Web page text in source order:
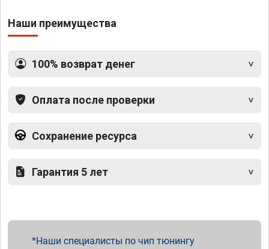
Наши преимущества
100% возврат денег
Оплата после проверки
Сохранение ресурса
Гарантия 5 лет
Наши специалисты по чип тюнингу